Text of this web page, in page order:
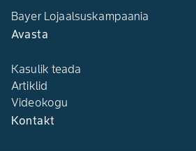
Bayer Lojaalsuskampaania
Avasta
Kasulik teada
Artiklid
Videokogu
Kontakt